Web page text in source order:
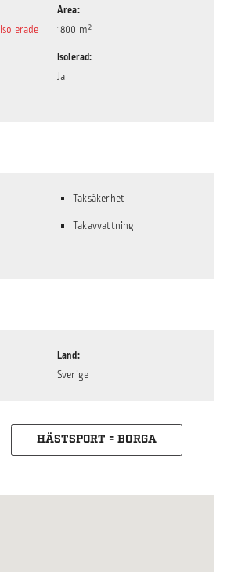
Isolerade
Area
1800 m²
Isolerad
Ja
Taksäkerhet
Takavvattning
Land
Sverige
HÄSTSPORT = BORGA